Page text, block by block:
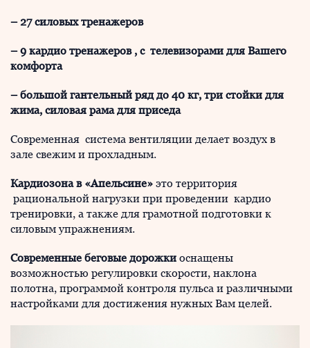
– 27 силовых тренажеров
– 9 кардио тренажеров , с телевизорами для Вашего
комфорта
– большой гантельный ряд до 40 кг, три стойки для
жима, силовая рама для приседа
Современная система вентиляции делает воздух в
зале свежим и прохладным.
Кардиозона в «Апельсине» это территория
рациональной нагрузки при проведении кардио
тренировки, а также для грамотной подготовки к
силовым упражнениям.
Современные беговые дорожки оснащены
возможностью регулировки скорости, наклона
полотна, программой контроля пульса и различными
настройками для достижения нужных Вам целей.